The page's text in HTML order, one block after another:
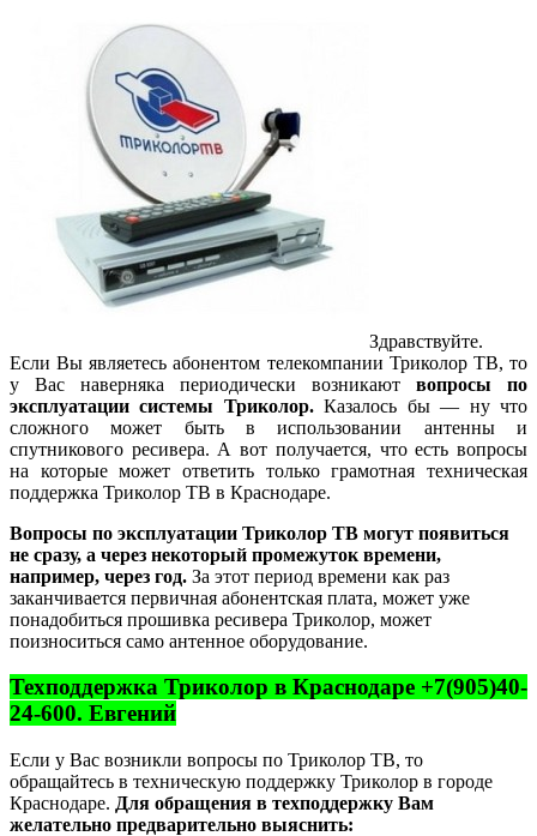
Здравствуйте.
Если Вы являетесь абонентом телекомпании Триколор ТВ, то
у Вас наверняка периодически возникают вопросы по
эксплуатации системы Триколор.Казалось бы — ну что
сложного может быть в использовании антенны и
спутникового ресивера. А вот получается, что есть вопросы
на которые может ответить только грамотная техническая
поддержка Триколор ТВ в Краснодаре.
Вопросы по эксплуатации Триколор ТВ могут появиться
не сразу, а через некоторый промежуток времени,
например, через год. За этот период времени как раз
заканчивается первичная абонентская плата, может уже
понадобиться прошивка ресивера Триколор, может
поизноситься само антенное оборудование.
Техподдержка Триколор в Краснодаре +7(905)40-
24-600. Евгений
Если у Вас возникли вопросы по Триколор ТВ, то
обращайтесь в техническую поддержку Триколор в городе
Краснодаре. Для обращения в техподдержку Вам
желательно предварительно выяснить: